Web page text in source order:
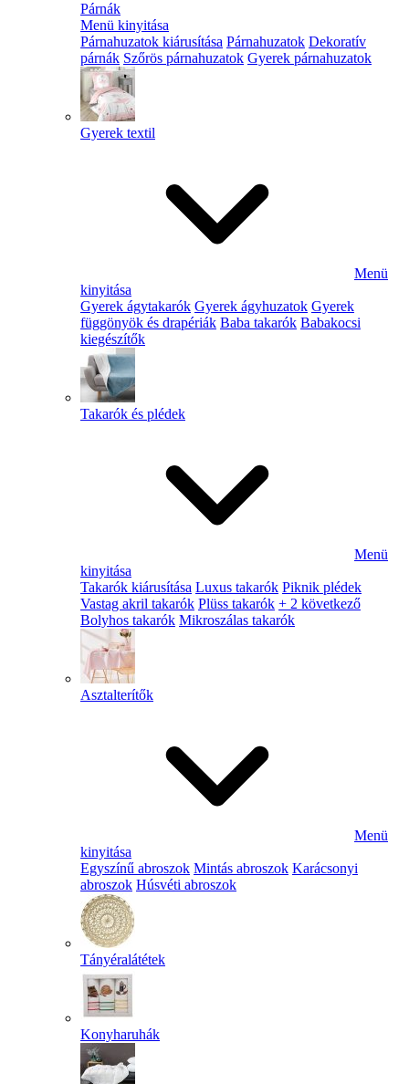
Párnák
Menü kinyitása
Párnahuzatok kiárusítása Párnahuzatok Dekoratív
párnák Szőrös párnahuzatok Gyerek párnahuzatok
Gyerek textil
Menü
kinyitása
Gyerek ágytakarók Gyerek ágyhuzatok Gyerek
függönyök és drapériák Baba takarók Babakocsi
kiegészítők
Takarók és plédek
Menü
kinyitása
Takarók kiárusítása Luxus takarók Piknik plédek
Vastag akril takarók Plüss takarók + 2 következő
Bolyhos takarók Mikroszálas takarók
Asztalterítők
Menü
kinyitása
Egyszínű abroszok Mintás abroszok Karácsonyi
abroszok Húsvéti abroszok
Tányéralátétek
Konyharuhák